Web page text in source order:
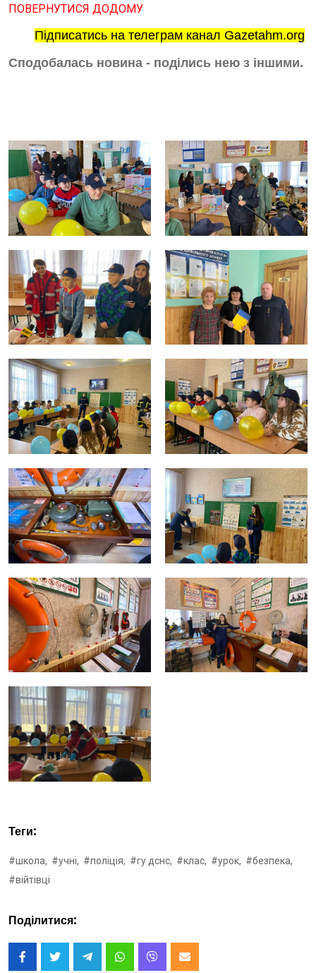
ПОВЕРНУТИСЯ ДОДОМУ
Підписатись на телеграм канал Gazetahm.org
Сподобалась новина - поділись нею з іншими.
Теги:
#школа, #учні, #поліція, #гу дснс, #клас, #урок, #безпека,
#війтівці
Поділитися: